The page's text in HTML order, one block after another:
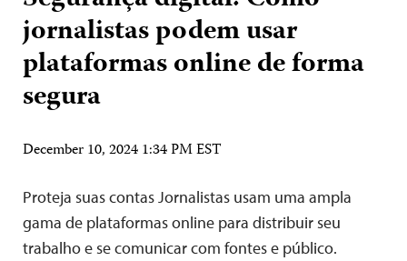
jornalistas podem usar
plataformas online de forma
segura
December 10, 2024 1:34 PM EST
Proteja suas contas Jornalistas usam uma ampla
gama de plataformas online para distribuir seu
trabalho e se comunicar com fontes e público.